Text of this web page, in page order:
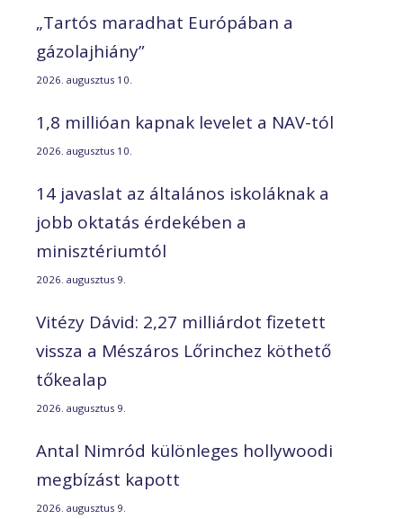
„Tartós maradhat Európában a
gázolajhiány”
2026. augusztus 10.
1,8 millióan kapnak levelet a NAV-tól
2026. augusztus 10.
14 javaslat az általános iskoláknak a
jobb oktatás érdekében a
minisztériumtól
2026. augusztus 9.
Vitézy Dávid: 2,27 milliárdot fizetett
vissza a Mészáros Lőrinchez köthető
tőkealap
2026. augusztus 9.
Antal Nimród különleges hollywoodi
megbízást kapott
2026. augusztus 9.